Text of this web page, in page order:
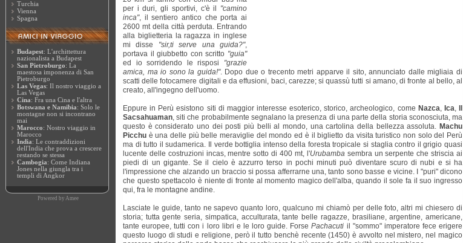
Turchia
Vienna
Spagna
Budapest: L'archittettura
nazionalista a Budapest
San Pietroburgo: La
maestosa imponenza di San
Pietroburgo
Las Vegas: Il nostro viaggio a
Las Vegas
Cina: Fra una Cina e l'altra
Botswana e Namibia: Solo le
montagne non si incontrano
mai
Marocco: Nostro viaggio in
Marocco
India: Le contraddizioni
dell'India che prova a crescere
restando se stessa
Cambogia: Come Indiana
Jones nella giungla tra i
templi di Angkor
Powered by Amee
per i duri, gli sportivi, c'è il "camino
inca", il sentiero antico che porta ai
2600 mt della città perduta. Entrando
alla biglietteria la ragazza in inglese
mi disse "sir,ti serve una guida?",
portava il giubbetto con scritto "guia"
ed io sorridendo le risposi "grazie
amica, ma io sono la guida!". Dopo due o trecento metri apparve il sito, annunciato dalle migliaia di
scatti delle fotocamere digitali e da effusioni, baci, carezze; si quassù tutti si amano, di fronte al bello, al
creato, all'ingegno dell'uomo.
Eppure in Perù esistono siti di maggior interesse esoterico, storico, archeologico, come Nazca, Ica,
Sacsahuaman, siti che probabilmente segnalano la presenza di una parte della storia sconosciuta, ma
questo è considerato uno dei posti più belli al mondo, una cartolina della bellezza assoluta. Machu
Picchu è una delle più belle meraviglie del mondo ed è il biglietto da visita turistico non solo del Perù
ma di tutto il sudamerica. Il verde bottiglia intenso della foresta tropicale si staglia contro il grigio quasi
lucente delle costruzioni incas, mentre sotto di 400 mt, l'Urubambasembra un serpente che striscia ai
piedi di un gigante. Se il cielo è azzurro terso in pochi minuti può diventare scuro di nubi e si ha
l'impressione che alzando un braccio si possa afferrarne una, tanto sono basse e vicine. I "puri" dicono
che questo spettacolo è niente di fronte al momento magico dell'alba, quando il sole fa il suo ingresso
qui, fra le montagne andine.
Lasciate le guide, tanto ne sapevo quanto loro, qualcuno mi chiamò per delle foto, altri mi chiesero di
storia; tutta gente seria, simpatica, acculturata, tante belle ragazze, brasiliane, argentine, americane,
tante europee, tutti con i loro libri e le loro guide. ForsePachacuti il "sommo" imperatore fece erigere
questo luogo di studi e religione, però il tutto benchè recente (1450) è avvolto nel mistero, nel magico